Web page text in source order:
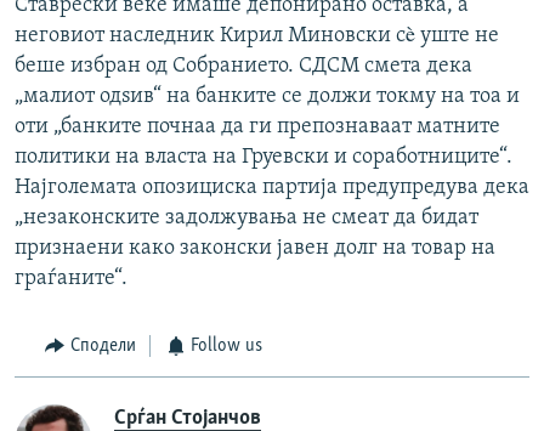
Ставрески веќе имаше депонирано оставка, а
неговиот наследник Кирил Миновски сè уште не
беше избран од Собранието. СДСМ смета дека
„малиот одѕив“ на банките се должи токму на тоа и
оти „банките почнаа да ги препознаваат матните
политики на власта на Груевски и соработниците“.
Најголемата опозициска партија предупредува дека
„незаконските задолжувања не смеат да бидат
признаени како законски јавен долг на товар на
граѓаните“.
Сподели Follow us
Срѓан Стојанчов